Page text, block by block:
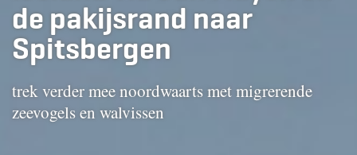
de pakijsrand naar
Spitsbergen
trek verder mee noordwaarts met migrerende
zeevogels en walvissen